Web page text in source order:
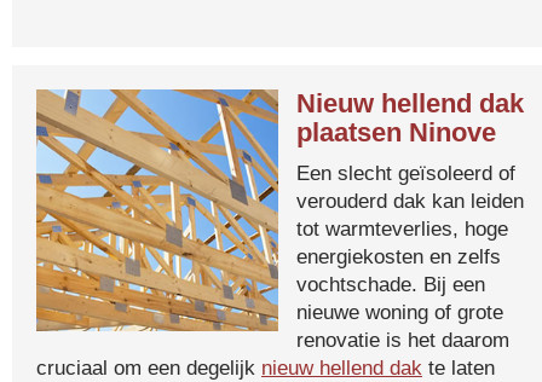
Nieuw hellend dak
plaatsen Ninove
Een slecht geïsoleerd of
verouderd dak kan leiden
tot warmteverlies, hoge
energiekosten en zelfs
vochtschade. Bij een
nieuwe woning of grote
renovatie is het daarom
cruciaal om een degelijk nieuw hellend dak te laten